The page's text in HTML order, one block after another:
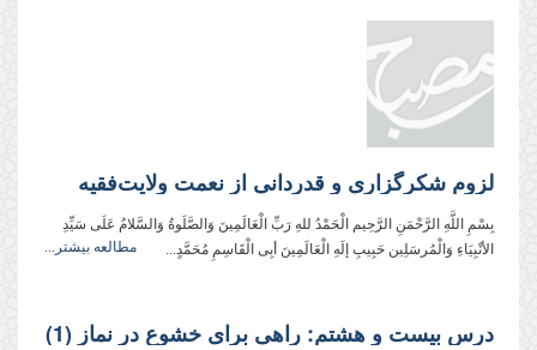
لزوم شکرگزاری و قدردانی از نعمت ولایت‌فقیه
بِسْمِ اللَّهِ الرَّحْمَنِ الرَّحِیم الْحَمْدُ للهِ رَبِّ الْعَالَمِینَ وَالصَّلَوةُ وَالسَّلامُ عَلَی سَیِّدِ
الأنْبِیَاءِ وَالْمُرسَلِین حَبِیبِ إلَهِ الْعَالَمِینَ أبِی الْقَاسِمِ مُحَمَّدٍ...
مطالعه بیشتر...
درس بیست و هشتم: راهى براى خشوع در نماز (1)